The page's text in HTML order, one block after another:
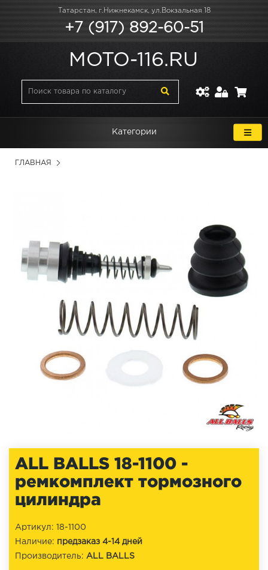
Татарстан, г.Нижнекамск, ул.Вокзальная 18
+7 (917) 892-60-51
MOTO-116.RU
Категории
ГЛАВНАЯ
ALL BALLS 18-1100 -
ремкомплект тормозного
цилиндра
Артикул: 18-1100
Наличие: предзаказ 4-14 дней
Производитель: ALL BALLS